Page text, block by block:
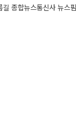
길 종합뉴스통신사 뉴